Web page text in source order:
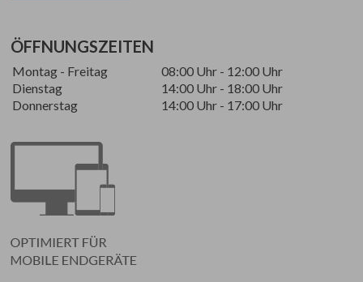
ÖFFNUNGSZEITEN
Montag - Freitag
08:00 Uhr - 12:00 Uhr
Dienstag
14:00 Uhr - 18:00 Uhr
Donnerstag
14:00 Uhr - 17:00 Uhr